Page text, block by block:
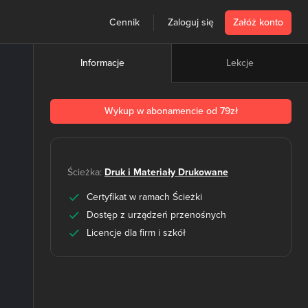
Cennik Zaloguj się Załóż konto
Informacje Lekcje
Wykup w abonamencie od 79zł
Ścieżka: Druk i Materiały Drukowane
Certyfikat w ramach Ścieżki
Dostęp z urządzeń przenośnych
Licencje dla firm i szkół